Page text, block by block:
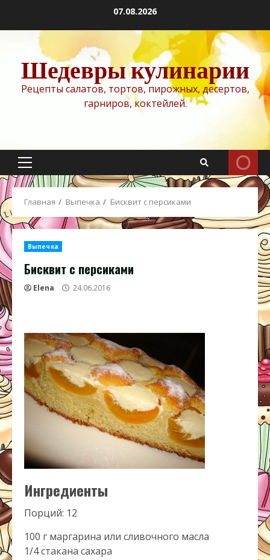
содержимому
07.08.2026
Шедевры кулинарии
Рецепты салатов, тортов, пирожных, десертов,
гарниров, коктейлей.
Основное
меню
Главная Выпечка Бисквит с персиками
Выпечка
Бисквит с персиками
Elena 24.06.2016
Ингредиенты
Порций: 12
100 г маргарина или сливочного масла
1/4 стакана сахара